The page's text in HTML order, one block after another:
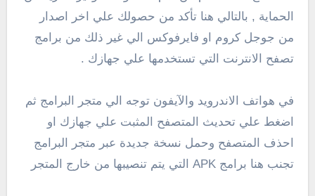
الحماية , بالتالي هنا تأكد من حصولك علي اخر اصدار
من جوجل كروم او فايرفوكس الي غير ذلك من برامج
تصفح الانترنت التي تستخدمها علي جهازك .
في هواتف الاندرويد والآيفون توجه الي متجر البرامج ثم
اضغط علي تحديث المتصفح المثبت علي جهازك او
احذف المتصفح وحمل نسخة جديدة عبر متجر البرامج
تجنب هنا برامج APK التي يتم تنصيبها من خارج المتجر